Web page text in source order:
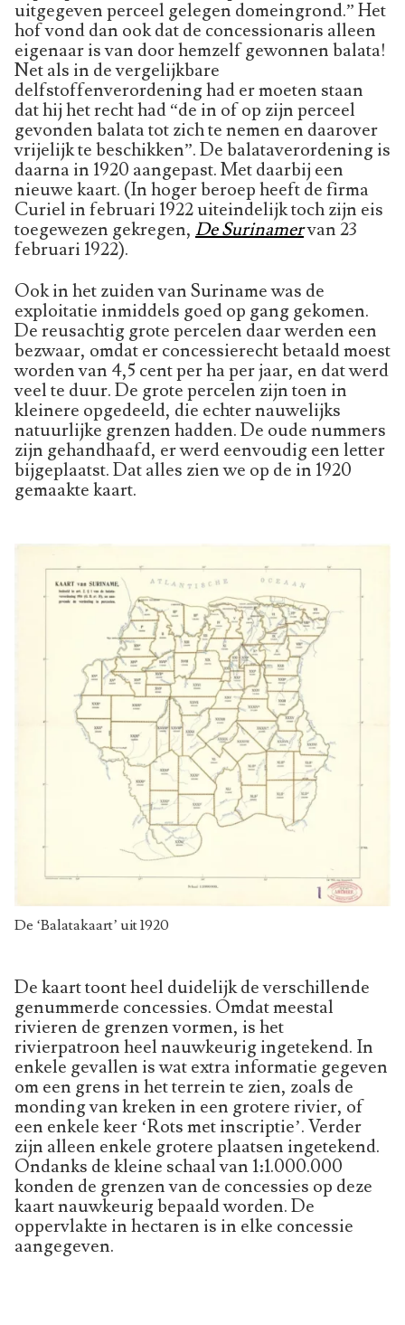
uitgegeven perceel gelegen domeingrond.” Het
hof vond dan ook dat de concessionaris alleen
eigenaar is van door hemzelf gewonnen balata!
Net als in de vergelijkbare
delfstoffenverordening had er moeten staan
dat hij het recht had “de in of op zijn perceel
gevonden balata tot zich te nemen en daarover
vrijelijk te beschikken”. De balataverordening is
daarna in 1920 aangepast. Met daarbij een
nieuwe kaart. (In hoger beroep heeft de firma
Curiel in februari 1922 uiteindelijk toch zijn eis
toegewezen gekregen, De Surinamervan 23
februari 1922).
Ook in het zuiden van Suriname was de
exploitatie inmiddels goed op gang gekomen.
De reusachtig grote percelen daar werden een
bezwaar, omdat er concessierecht betaald moest
worden van 4,5 cent per ha per jaar, en dat werd
veel te duur. De grote percelen zijn toen in
kleinere opgedeeld, die echter nauwelijks
natuurlijke grenzen hadden. De oude nummers
zijn gehandhaafd, er werd eenvoudig een letter
bijgeplaatst. Dat alles zien we op de in 1920
gemaakte kaart.
De ‘Balatakaart’ uit 1920
De kaart toont heel duidelijk de verschillende
genummerde concessies. Omdat meestal
rivieren de grenzen vormen, is het
rivierpatroon heel nauwkeurig ingetekend. In
enkele gevallen is wat extra informatie gegeven
om een grens in het terrein te zien, zoals de
monding van kreken in een grotere rivier, of
een enkele keer ‘Rots met inscriptie’. Verder
zijn alleen enkele grotere plaatsen ingetekend.
Ondanks de kleine schaal van 1:1.000.000
konden de grenzen van de concessies op deze
kaart nauwkeurig bepaald worden. De
oppervlakte in hectaren is in elke concessie
aangegeven.